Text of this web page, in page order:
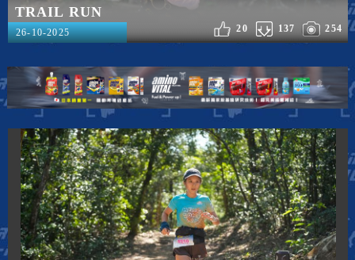
TRAIL RUN
254
137
20
26-10-2025